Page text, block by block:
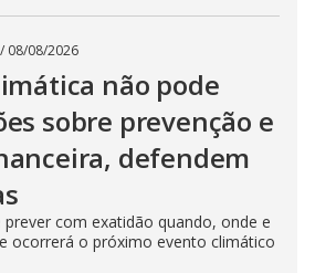
/ 08/08/2026
não pode
sobre prevenção e
defendem
prever com exatidão quando, onde e
ocorrerá o próximo evento climático